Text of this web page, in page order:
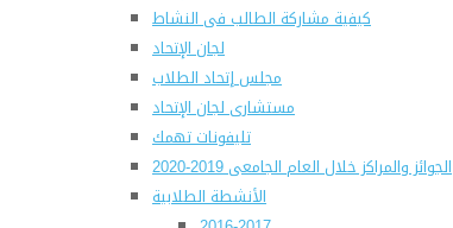
كيفية مشاركة الطالب فى النشاط
لجان الإتحاد
مجلس إتحاد الطلاب
مستشارى لجان الإتحاد
تليفونات تهمك
الجوائز والمراكز خلال العام الجامعى 2019-2020
الأنشطة الطلابية